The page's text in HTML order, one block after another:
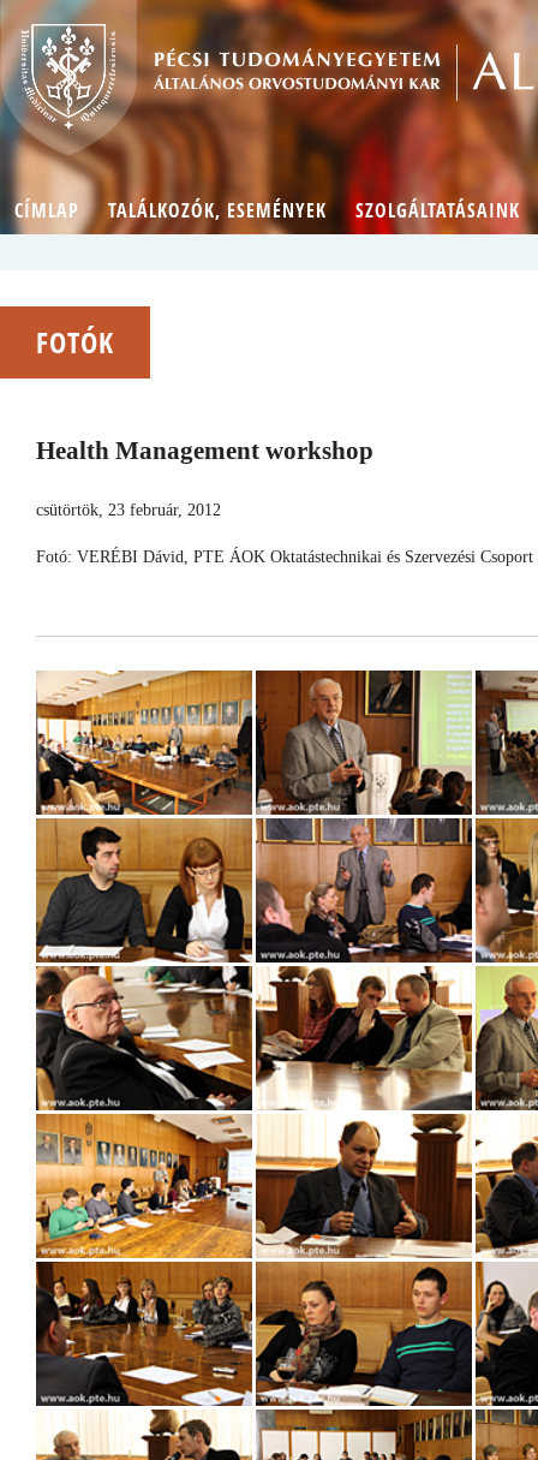
CÍMLAP TALÁLKOZÓK, ESEMÉNYEK SZOLGÁLTATÁSAINK
FOTÓK
Health Management workshop
csütörtök, 23 február, 2012
Fotó: VERÉBI Dávid, PTE ÁOK Oktatástechnikai és Szervezési Csoport